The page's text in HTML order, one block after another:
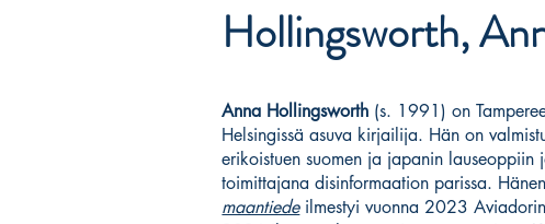
Hollingsworth,
Anna Hollingsworth (s. 1991) on
Helsingissä asuva kirjailija. Hän on
erikoistuen suomen ja japanin lauseoppiin
toimittajana disinformaation parissa.
maantiedeilmestyi vuonna 2023